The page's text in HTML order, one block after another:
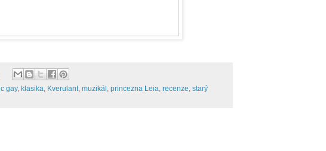
gay, klasika Kverulant muzikál princezna Leia recenze starý